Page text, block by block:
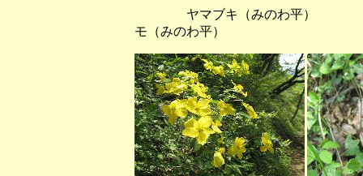
ヤマブキ（みのわ平）
モ（みのわ平）